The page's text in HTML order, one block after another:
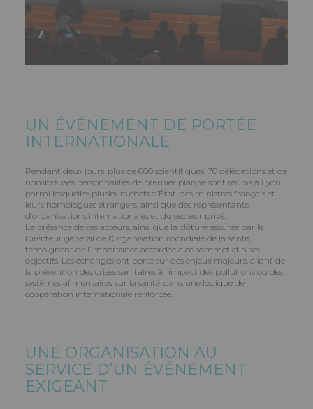
UN ÉVÉNEMENT DE PORTÉE
INTERNATIONALE
Pendant deux jours, plus de 600 scientifiques, 70 délégations et de
nombreuses personnalités de premier plan se sont réunis à Lyon,
parmi lesquelles plusieurs chefs d’État, des ministres français et
leurs homologues étrangers, ainsi que des représentants
d’organisations internationales et du secteur privé.
La présence de ces acteurs, ainsi que la clôture assurée par le
Directeur général de l’Organisation mondiale de la santé,
témoignent de l’importance accordée à ce sommet et à ses
objectifs. Les échanges ont porté sur des enjeux majeurs, allant de
la prévention des crises sanitaires à l’impact des pollutions ou des
systèmes alimentaires sur la santé, dans une logique de
coopération internationale renforcée.
UNE ORGANISATION AU
SERVICE D’UN ÉVÉNEMENT
EXIGEANT